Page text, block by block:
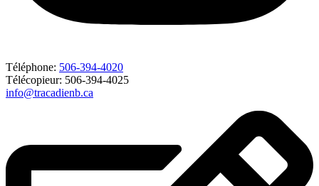
Téléphone: 506-394-4020
Télécopieur: 506-394-4025
info@tracadienb.ca